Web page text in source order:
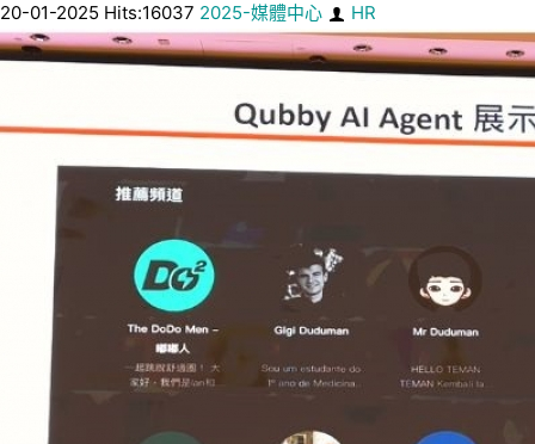
20-01-2025 Hits:16037 2025-媒體中心 HR